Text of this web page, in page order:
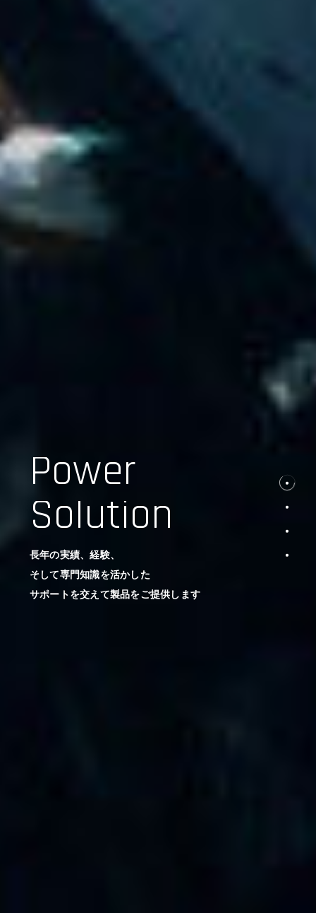
Power
Solution
長年の実績、経験、
そして専門知識を活かした
サポートを交えて製品をご提供します